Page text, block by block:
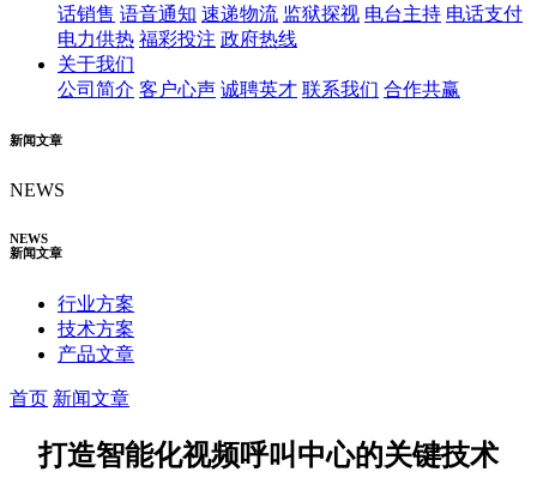
话销售 语音通知 速递物流 监狱探视 电台主持 电话支付
电力供热 福彩投注 政府热线
关于我们
公司简介 客户心声 诚聘英才 联系我们 合作共赢
新闻文章
NEWS
NEWS
新闻文章
行业方案
技术方案
产品文章
首页 新闻文章
打造智能化视频呼叫中心的关键技术